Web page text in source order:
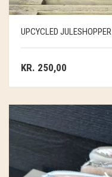
UPCYCLED JULESHOPPER
KR. 250,00